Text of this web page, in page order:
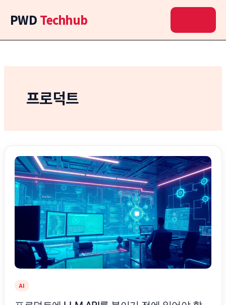
로
너
PWD Techhub
프로덕트
AI